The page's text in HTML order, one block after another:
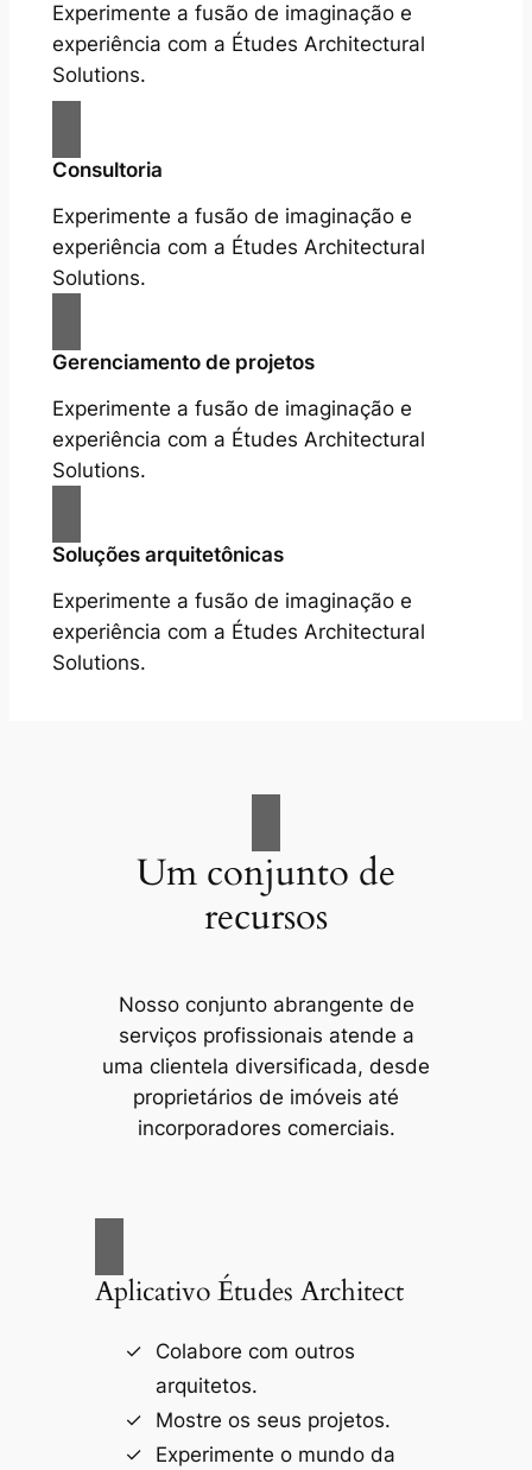
Experimente a fusão de imaginação e
experiência com a Études Architectural
Solutions.
Consultoria
Experimente a fusão de imaginação e
experiência com a Études Architectural
Solutions.
Gerenciamento de projetos
Experimente a fusão de imaginação e
experiência com a Études Architectural
Solutions.
Soluções arquitetônicas
Experimente a fusão de imaginação e
experiência com a Études Architectural
Solutions.
Um conjunto de
recursos
Nosso conjunto abrangente de
serviços profissionais atende a
uma clientela diversificada, desde
proprietários de imóveis até
incorporadores comerciais.
Aplicativo Études Architect
Colabore com outros
arquitetos.
Mostre os seus projetos.
Experimente o mundo da